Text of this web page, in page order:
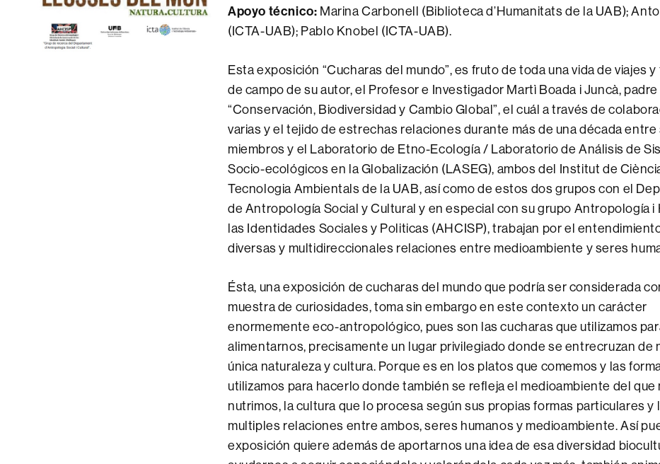
Apoyo técnico: Marina Carbonell (Biblioteca d’Humanitats de la UAB);
(ICTA-UAB); Pablo Knobel (ICTA-UAB).
Esta exposición “Cucharas del mundo”, es fruto de toda una vida de viajes
de campo de su autor, el Profesor e Investigador Martì Boada i Juncà,
“Conservación, Biodiversidad y Cambio Global”, el cuál a través de
varias y el tejido de estrechas relaciones durante más de una década entre
miembros y el Laboratorio de Etno-Ecología / Laboratorio de Análisis de
Socio-ecológicos en la Globalización (LASEG), ambos del Institut de
Tecnologia Ambientals de la UAB, así como de estos dos grupos con el
de Antropología Social y Cultural y en especial con su grupo Antropología i
las Identidades Sociales y Politicas (AHCISP), trabajan por el
diversas y multidireccionales relaciones entre medioambiente y seres
Ésta, una exposición de cucharas del mundo que podría ser considerada
muestra de curiosidades, toma sin embargo en este contexto un carácter
enormemente eco-antropológico, pues son las cucharas que utilizamos
alimentarnos, precisamente un lugar privilegiado donde se entrecruzan de
única naturaleza y cultura. Porque es en los platos que comemos y las
utilizamos para hacerlo donde también se refleja el medioambiente del que
nutrimos, la cultura que lo procesa según sus propias formas particulares y
multiples relaciones entre ambos, seres humanos y medioambiente. Así
exposición quiere además de aportarnos una idea de esa diversidad